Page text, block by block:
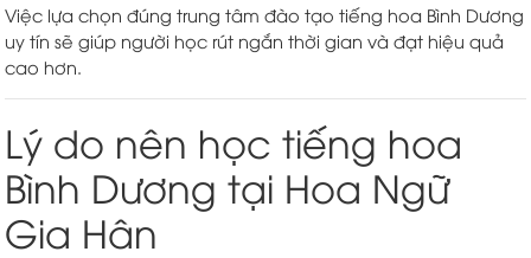
Việc lựa chọn đúng trung tâm đào tạo tiếng hoa Bình Dương
uy tín sẽ giúp người học rút ngắn thời gian và đạt hiệu quả
cao hơn.
Lý do nên học tiếng hoa
Bình Dương tại Hoa Ngữ
Gia Hân